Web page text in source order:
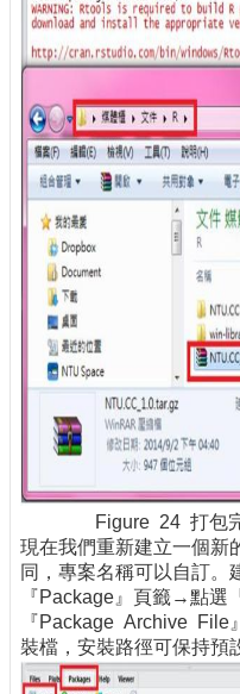
Figure 24 打包
現在我們重新建立一個新
同，專案名稱可以自訂。
『Package』頁籤→點選
『Package Archive File
裝檔，安裝路徑可保持預